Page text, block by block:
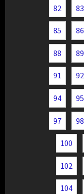
82 83
85 86
88 89
91 92
94 95
97 98
100
102
104